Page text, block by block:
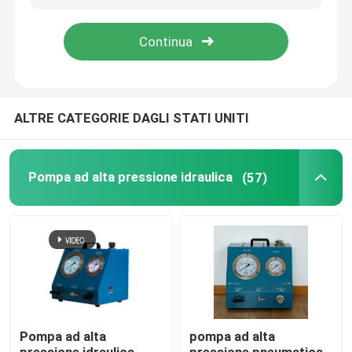
Su di noi
Chiedi un preventivo
Pompa ad alta pressione idraulica
Pompa pneumatica idraulica
ALTRE CATEGORIE DAGLI STATI UNITI
Pompa ad alta pressione idraulica (57)
Pompa ad alta
pompa ad alta